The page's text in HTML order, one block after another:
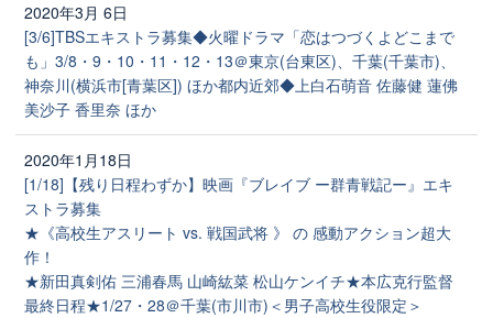
2020年3月 6日
[3/6]TBSエキストラ募集◆火曜ドラマ「恋はつづくよどこまで
も」3/8・9・10・11・12・13＠東京(台東区)、千葉(千葉市)、
神奈川(横浜市[青葉区]) ほか都内近郊◆上白石萌音 佐藤健 蓮佛
美沙子 香里奈 ほか
2020年1月18日
[1/18]【残り日程わずか】映画『ブレイブ ー群青戦記ー』エキ
ストラ募集
★《高校生アスリート vs. 戦国武将 》 の 感動アクション超大
作！
★新田真剣佑 三浦春馬 山崎紘菜 松山ケンイチ★本広克行監督
最終日程★1/27・28＠千葉(市川市)＜男子高校生役限定＞